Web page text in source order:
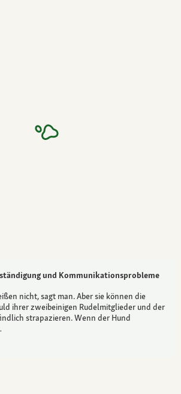
und Kommunikationsprobleme
nicht, sagt man. Aber sie können die
ihrer zweibeinigen Rudelmitglieder und der
strapazieren. Wenn der Hund